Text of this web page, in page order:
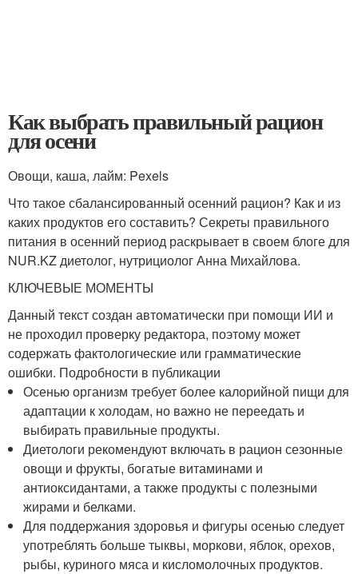
Как выбрать правильный рацион
для осени
Овощи, каша, лайм: Pexels
Что такое сбалансированный осенний рацион? Как и из
каких продуктов его составить? Секреты правильного
питания в осенний период раскрывает в своем блоге для
NUR.KZ диетолог, нутрициолог Анна Михайлова.
КЛЮЧЕВЫЕ МОМЕНТЫ
Данный текст создан автоматически при помощи ИИ и
не проходил проверку редактора, поэтому может
содержать фактологические или грамматические
ошибки. Подробности в публикации
Осенью организм требует более калорийной пищи для
адаптации к холодам, но важно не переедать и
выбирать правильные продукты.
Диетологи рекомендуют включать в рацион сезонные
овощи и фрукты, богатые витаминами и
антиоксидантами, а также продукты с полезными
жирами и белками.
Для поддержания здоровья и фигуры осенью следует
употреблять больше тыквы, моркови, яблок, орехов,
рыбы, куриного мяса и кисломолочных продуктов.